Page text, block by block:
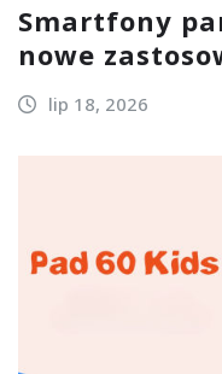
Smartfony
nowe
lip 18, 2026